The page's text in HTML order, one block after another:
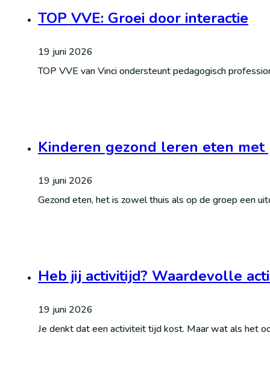
TOP VVE: Groei door interactie
19 juni 2026
TOP VVE van Vinci ondersteunt pedagogisch
Kinderen gezond leren eten met
19 juni 2026
Gezond eten, het is zowel thuis als op de groep een
Heb jij activitijd? Waardevolle
19 juni 2026
Je denkt dat een activiteit tijd kost. Maar wat als het